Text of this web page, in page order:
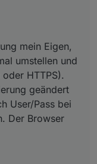
geändert und
setzt das etwas
mein Eigen,
umstellen und
HTTPS).
geändert
User/Pass bei
Der Browser